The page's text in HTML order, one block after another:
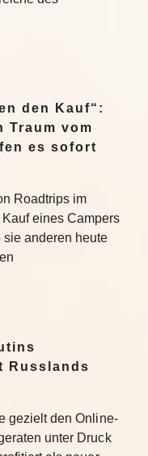
den Kauf“:
Traum vom
es sofort
Roadtrips im
eines Campers
anderen heute
Russlands
gezielt den Online-
unter Druck